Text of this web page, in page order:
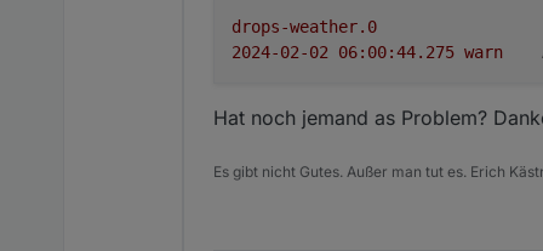
Hier im Beispiel ist es der
Insbesondere sind hier die 5
Es werden aber auch die 5
Der Adapter aktualisiert die
Die Regen- undTemperatur
drops-weather.0
warn
Hat noch jemand as Problem?
Es gibt nicht Gutes. Außer man tut es. Erich